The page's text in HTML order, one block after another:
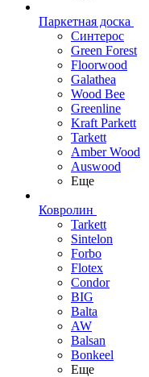
Паркетная доска
Синтерос
Green Forest
Floorwood
Galathea
Wood Bee
Greenline
Kraft Parkett
Tarkett
Amber Wood
Auswood
Еще
Ковролин
Tarkett
Sintelon
Forbo
Flotex
Condor
BIG
Balta
AW
Balsan
Bonkeel
Еще